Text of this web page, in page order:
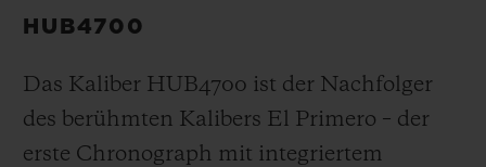
HUB4700
Das Kaliber HUB4700 ist der Nachfolger
des berühmten Kalibers El Primero – der
erste Chronograph mit integriertem